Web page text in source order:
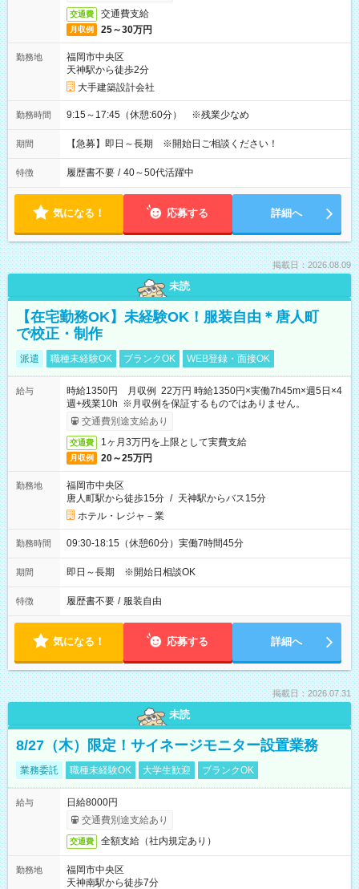
交通費 交通費支給
月収例 25～30万円
勤務地
福岡市中央区
天神駅から徒歩2分
大手建築設計会社
勤務時間 9:15～17:45（休憩:60分） ※残業少なめ
期間 【急募】即日～長期 ※開始日ご相談ください！
特徴 履歴書不要 / 40～50代活躍中
気になる！ 応募する 詳細へ
掲載日：2026.08.09
未読
【在宅勤務OK】未経験OK！服装自由＊唐人町
で校正・制作
派遣 職種未経験OK ブランクOK WEB登録・面接OK
給与
時給1350円 月収例 22万円 時給1350円×実働7h45m×週5日×4
週+残業10h ※月収例を保証するものではありません。
交通費別途支給あり
交通費 1ヶ月3万円を上限として実費支給
月収例 20～25万円
勤務地
福岡市中央区
唐人町駅から徒歩15分 / 天神駅からバス15分
ホテル・レジャ－業
勤務時間 09:30-18:15（休憩60分）実働7時間45分
期間 即日～長期 ※開始日相談OK
特徴 履歴書不要 / 服装自由
気になる！ 応募する 詳細へ
掲載日：2026.07.31
未読
8/27（木）限定！サイネージモニター設置業務
業務委託 職種未経験OK 大学生歓迎 ブランクOK
給与
日給8000円
交通費別途支給あり
交通費 全額支給（社内規定あり）
勤務地
福岡市中央区
天神南駅から徒歩7分